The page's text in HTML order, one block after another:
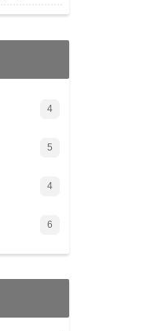
4
5
4
6